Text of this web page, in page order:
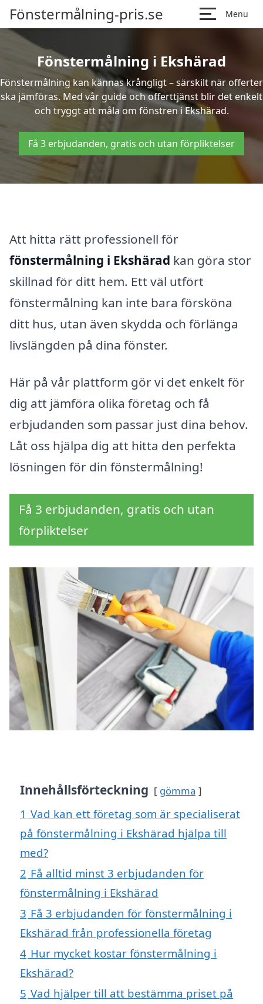
Fönstermålning-pris.se Menu
Fönstermålning i Ekshärad
Fönstermålning kan kännas krångligt – särskilt när offerter
ska jämföras. Med vår guide och offerttjänst blir det enkelt
och tryggt att måla om fönstren i Ekshärad.
Få 3 erbjudanden, gratis och utan förpliktelser
Att hitta rätt professionell för
fönstermålning i Ekshärad kan göra stor
skillnad för ditt hem. Ett väl utfört
fönstermålning kan inte bara försköna
ditt hus, utan även skydda och förlänga
livslängden på dina fönster.
Här på vår plattform gör vi det enkelt för
dig att jämföra olika företag och få
erbjudanden som passar just dina behov.
Låt oss hjälpa dig att hitta den perfekta
lösningen för din fönstermålning!
Få 3 erbjudanden, gratis och utan
förpliktelser
Innehållsförteckning gömma
1 Vad kan ett företag som är specialiserat
på fönstermålning i Ekshärad hjälpa till
med?
2 Få alltid minst 3 erbjudanden för
fönstermålning i Ekshärad
3 Få 3 erbjudanden för fönstermålning i
Ekshärad från professionella företag
4 Hur mycket kostar fönstermålning i
Ekshärad?
5 Vad hjälper till att bestämma priset på